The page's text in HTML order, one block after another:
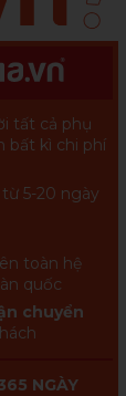
tất cả phụ
bất kì chi phí
5-20 ngày
toàn hệ
quốc
chuyển
NGÀY